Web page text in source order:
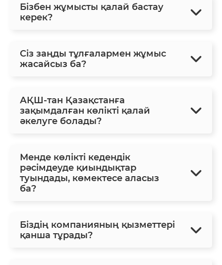
Бізбен жұмысты қалай бастау
керек?
Сіз заңды тұлғалармен жұмыс
жасайсыз ба?
АҚШ-тан Қазақстанға
зақымдалған көлікті қалай
әкелуге болады?
Менде көлікті кедендік
рәсімдеуде қиындықтар
туындады, көмектесе аласыз
ба?
Біздің компанияның қызметтері
қанша тұрады?